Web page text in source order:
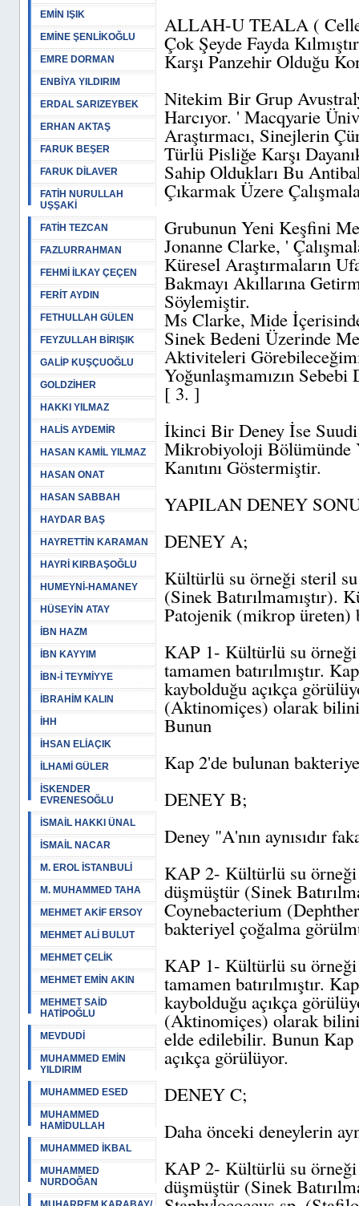
EMİN IŞIK
EMİNE ŞENLİKOĞLU
EMRE DORMAN
ENBİYA YILDIRIM
ERDAL SARIZEYBEK
ERHAN AKTAŞ
FARUK BEŞER
FARUK DİLAVER
FATİH NURULLAH
UŞŞAKİ
FATİH TEZCAN
FAZLURRAHMAN
FEHMİ İLKAY ÇEÇEN
FERİT AYDIN
FETHULLAH GÜLEN
FEYZULLAH BİRIŞIK
GALİP KUŞÇUOĞLU
GOLDZİHER
HAKKI YILMAZ
HALİS AYDEMİR
HASAN KAMİL YILMAZ
HASAN ONAT
HASAN SABBAH
HAYDAR BAŞ
HAYRETTİN KARAMAN
HAYRİ KIRBAŞOĞLU
HUMEYNİ-HAMANEY
HÜSEYİN ATAY
İBN HAZM
İBN KAYYIM
İBN-İ TEYMİYYE
İBRAHİM KALIN
İHH
İHSAN ELİAÇIK
İLHAMİ GÜLER
İSKENDER
EVRENESOĞLU
İSMAİL HAKKI ÜNAL
İSMAİL NACAR
M. EROL İSTANBULİ
M. MUHAMMED TAHA
MEHMET AKİF ERSOY
MEHMET ALİ BULUT
MEHMET ÇELİK
MEHMET EMİN AKIN
MEHMET SAİD
HATİPOĞLU
MEVDUDİ
MUHAMMED EMİN
YILDIRIM
MUHAMMED ESED
MUHAMMED
HAMİDULLAH
MUHAMMED İKBAL
MUHAMMED
NURDOĞAN
ALLAH-U TEALA ( Celle
Çok Şeyde Fayda
Karşı Panzehir Olduğu
Nitekim Bir Grup
Harcıyor. ' Macqyarie
Araştırmacı, Sinejlerin
Türlü Pisliğe Karşı
Sahip Oldukları Bu
Çıkarmak Üzere
Grubunun Yeni Keşfini
Jonanne Clarke, '
Küresel Araştırmaların
Bakmayı Akıllarına
Söylemiştir.
Ms Clarke, Mide
Sinek Bedeni Üzerinde
Aktiviteleri
Yoğunlaşmamızın
[ 3. ]
İkinci Bir Deney İse
Mikrobiyoloji Bölümünde
Kanıtını Göstermiştir.
YAPILAN DENEY
DENEY A;
Kültürlü su örneği steril su
(Sinek Batırılmamıştır).
Patojenik (mikrop üreten)
KAP 1- Kültürlü su örneği
tamamen batırılmıştır.
kaybolduğu açıkça
(Aktinomiçes) olarak
Bunun
Kap 2'de bulunan
DENEY B;
Deney "A'nın aynısıdır
KAP 2- Kültürlü su örneği
düşmüştür (Sinek
Coynebacterium
bakteriyel çoğalma
KAP 1- Kültürlü su örneği
tamamen batırılmıştır.
kaybolduğu açıkça
(Aktinomiçes) olarak
elde edilebilir. Bunun Kap
açıkça görülüyor.
DENEY C;
Daha önceki deneylerin
KAP 2- Kültürlü su örneği
düşmüştür (Sinek